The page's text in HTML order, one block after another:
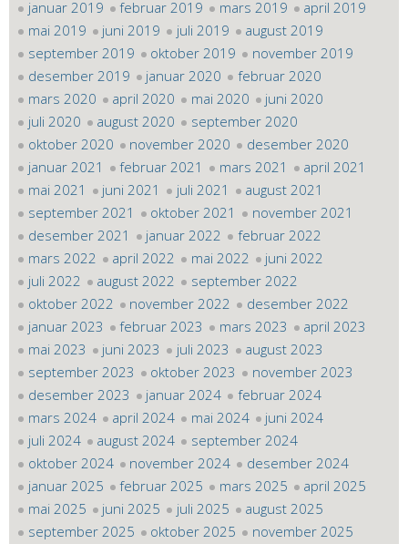
januar 2019 februar 2019 mars 2019
april 2019
mai 2019
juni 2019 juli 2019
august 2019
september 2019
oktober 2019
november 2019
desember 2019
januar 2020
februar 2020
mars 2020
april 2020 mai 2020
juni 2020
juli 2020
august 2020
september 2020
oktober 2020
november 2020
desember 2020
januar 2021
februar 2021 mars 2021
april 2021
mai 2021
juni 2021 juli 2021
august 2021
september 2021
oktober 2021
november 2021
desember 2021
januar 2022
februar 2022
mars 2022
april 2022 mai 2022
juni 2022
juli 2022
august 2022
september 2022
oktober 2022
november 2022
desember 2022
januar 2023
februar 2023 mars 2023
april 2023
mai 2023
juni 2023 juli 2023
august 2023
september 2023
oktober 2023
november 2023
desember 2023
januar 2024
februar 2024
mars 2024
april 2024 mai 2024
juni 2024
juli 2024
august 2024
september 2024
oktober 2024
november 2024
desember 2024
januar 2025
februar 2025 mars 2025
april 2025
mai 2025
juni 2025 juli 2025
august 2025
september 2025
oktober 2025
november 2025